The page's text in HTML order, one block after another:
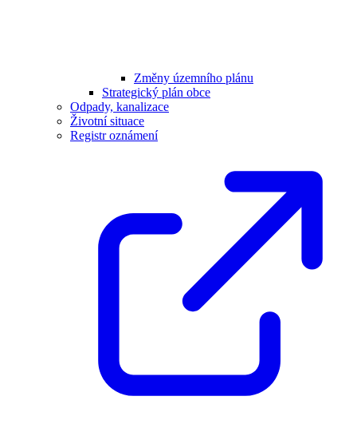
Změny územního plánu
Strategický plán obce
Odpady, kanalizace
Životní situace
Registr oznámení